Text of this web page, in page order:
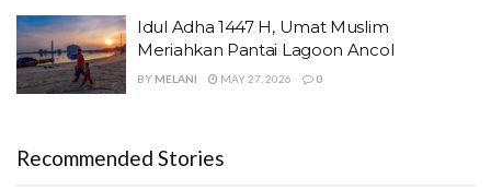
Idul Adha 1447 H, Umat Muslim
Meriahkan Pantai Lagoon Ancol
BY MELANI MAY 27, 2026 0
Recommended Stories